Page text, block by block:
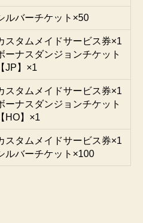
ルバーチケット×50
スタムメイドサービス券×1
ーナスダンジョンチケット
【JP】×1
スタムメイドサービス券×1
ーナスダンジョンチケット
【HO】×1
スタムメイドサービス券×1
ルバーチケット×100